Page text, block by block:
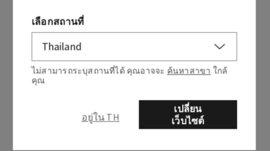
ใช่
เลือกสถานที่
ไม่สามารถระบุสถานที่ได้ คุณอาจจะ ค้นหาสาขา ใกล้
คุณ
อยู่ใน TH
เปลี่ยน
เว็บไซต์